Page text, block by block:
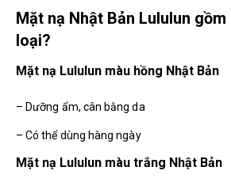
Mặt nạ Nhật Bản Lululun
loại?
Mặt nạ Lululun màu hồng Nhật Bản
– Dưỡng ẩm, cân bằng da
– Có thể dùng hàng ngày
Mặt nạ Lululun màu trắng Nhật Bản